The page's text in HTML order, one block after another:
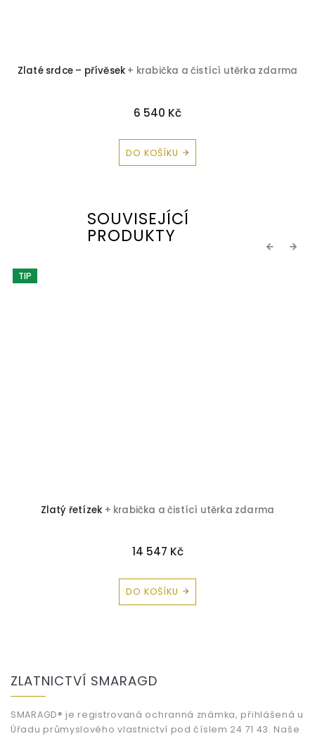
Zlaté srdce – přívěsek + krabička a čistící utěrka zdarma
6 540 Kč
DO KOŠÍKU
SOUVISEJÍCÍ
PRODUKTY Previous
TIP
Zlatý řetízek + krabička a čistící utěrka zdarma
14 547 Kč
DO KOŠÍKU
Next
ZLATNICTVÍ SMARAGD
SMARAGD® je registrovaná ochranná známka, přihlášená u
Úřadu průmyslového vlastnictví pod číslem 24 71 43. Naše